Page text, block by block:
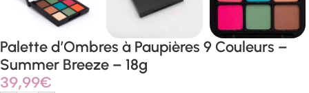
Palette d’Ombres à Paupières 9 Couleurs –
Summer Breeze – 18g
39,99€